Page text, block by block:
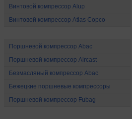
Винтовой компрессор Alup
Винтовой компрессор Atlas Copco
Поршневой компрессор Abac
Поршневой компрессор Aircast
Безмасляный компрессор Abac
Бежецкие поршневые компрессоры
Поршневой компрессор Fubag